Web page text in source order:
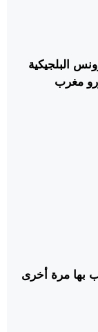
البلجيكية
مغرب
بها مرة أخرى